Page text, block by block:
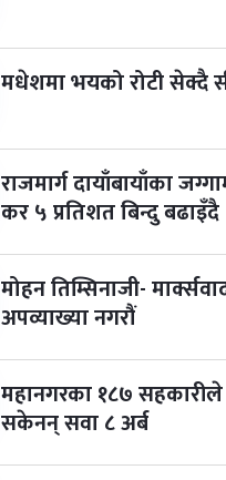
मधेशमा भयको रोटी सेक्दै
राजमार्ग दायाँबायाँका
कर ५ प्रतिशत बिन्दु बढाइँदै
मोहन तिम्सिनाजी-
अपव्याख्या नगरौं
महानगरका १८७ सहकारीले
सकेनन् सवा ८ अर्ब